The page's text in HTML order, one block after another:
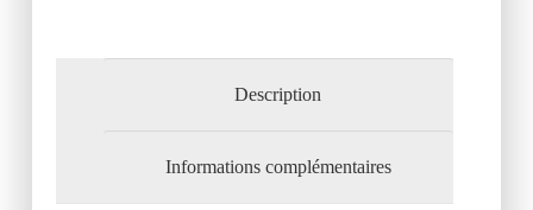
Description
Informations complémentaires